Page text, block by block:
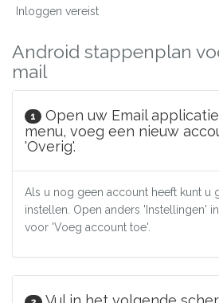
Inloggen vereist
Android stappenplan
mail
1
Open uw Email
menu, voeg een nieuw
'Overig'.
Als u nog geen account heeft kunt u
instellen. Open anders 'Instellingen'
voor 'Voeg account toe'.